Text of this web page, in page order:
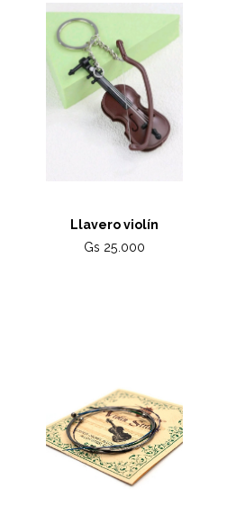
Llavero violín
Gs 25.000